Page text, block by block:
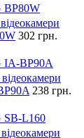
BP80W
302 грн.
IA-BP90A
238 грн.
SB-L160